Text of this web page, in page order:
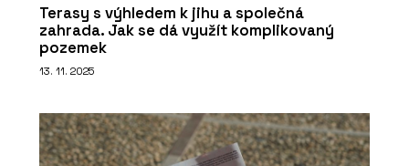
Terasy s výhledem k jihu a společná
zahrada. Jak se dá využít komplikovaný
pozemek
13. 11. 2025